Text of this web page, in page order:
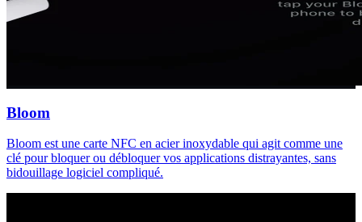
Bloom
Bloom est une carte NFC en acier inoxydable qui agit comme une
clé pour bloquer ou débloquer vos applications distrayantes, sans
bidouillage logiciel compliqué.